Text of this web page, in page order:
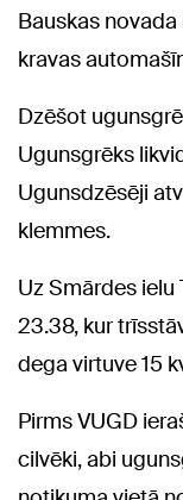
Bauskas
kravas
Dzēšot
Ugunsgrēks
Ugunsdzēsēji
klemmes.
Uz Smārdes
23.38, kur
dega virtuve 15
Pirms VUGD
cilvēki, abi